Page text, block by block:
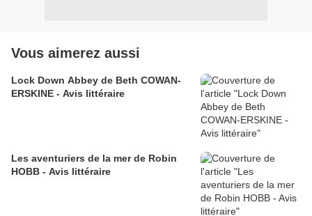
Vous aimerez aussi
Lock Down Abbey de Beth COWAN-
ERSKINE - Avis littéraire
Les aventuriers de la mer de Robin
HOBB - Avis littéraire